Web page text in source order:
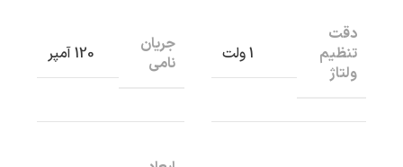
دقت
تنظیم
ولتاژ
1 ولت
جریان
نامی
120 آمپر